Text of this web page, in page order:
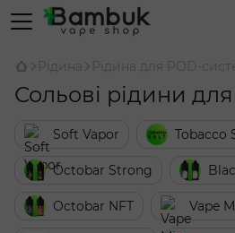
Рідина Рідина для POD-
Сольові рідини
Soft Vapor Tobacco
Octobar Strong
Octobar NFT Vape